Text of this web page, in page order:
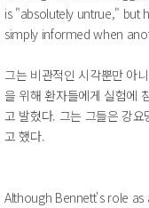
is "absolutely untrue," but
simply informed when
그는 비관적인 시각뿐만 아
을 위해 환자들에게 실험에
고 발혔다. 그는 그들은 강
고 했다.
Although Bennett's role as